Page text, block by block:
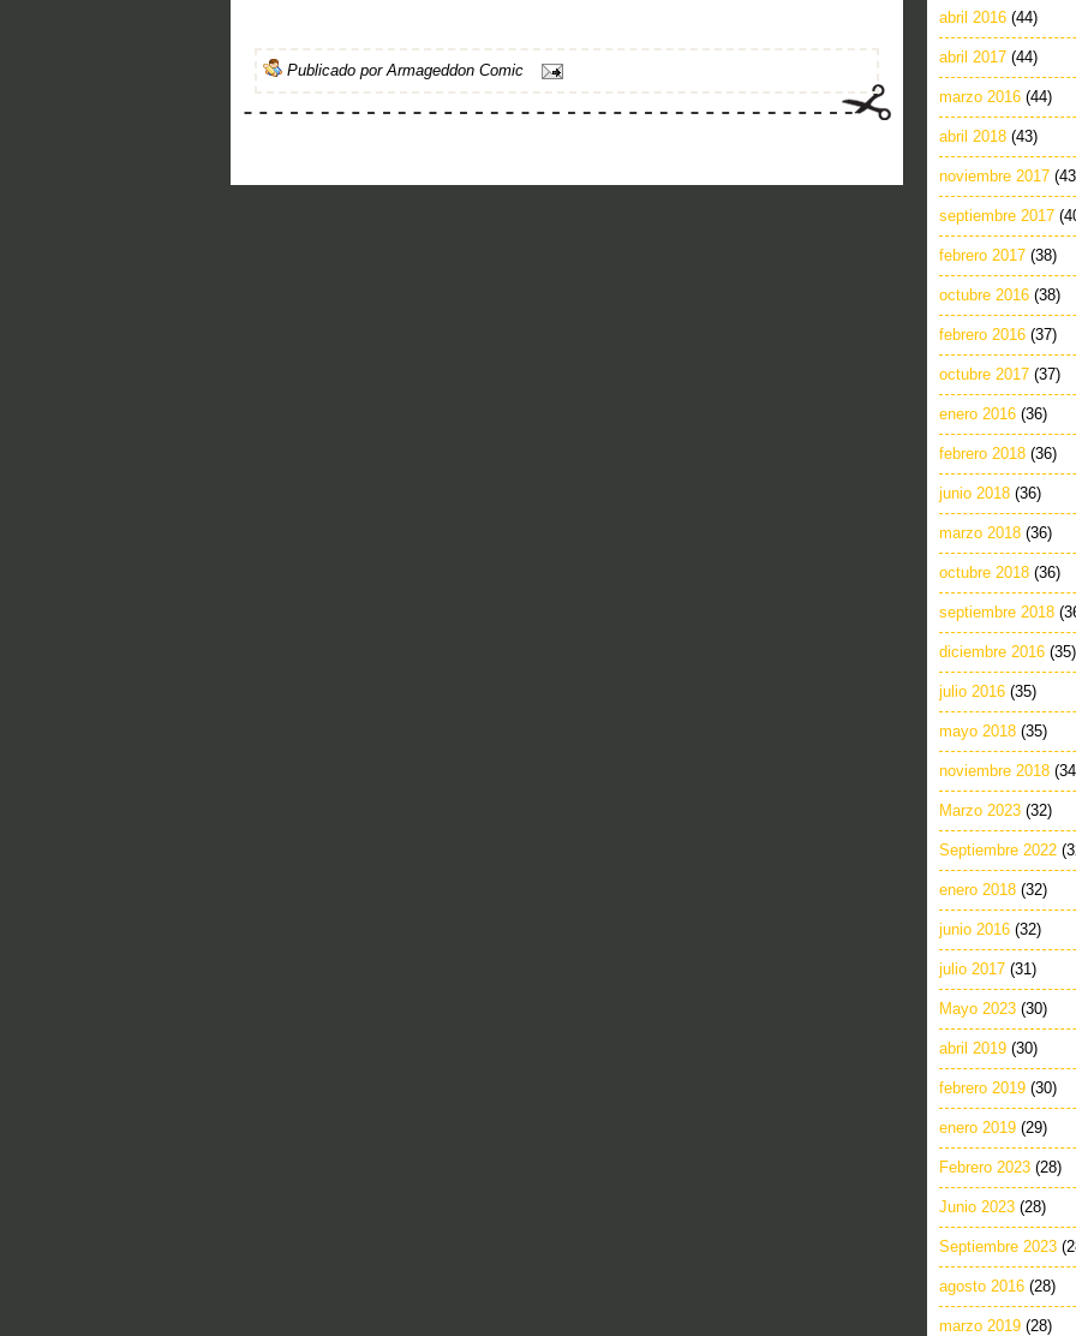
Publicado porArmageddon Comic
abril 2016 (44)
abril 2017 (44)
marzo 2016 (44)
abril 2018 (43)
noviembre 2017
septiembre 2017
febrero 2017 (38)
octubre 2016 (38)
febrero 2016 (37)
octubre 2017 (37)
enero 2016 (36)
febrero 2018 (36)
junio 2018 (36)
marzo 2018 (36)
octubre 2018 (36)
septiembre 2018
diciembre 2016 (35)
julio 2016 (35)
mayo 2018 (35)
noviembre 2018
Marzo 2023 (32)
Septiembre 2022
enero 2018 (32)
junio 2016 (32)
julio 2017 (31)
Mayo 2023 (30)
abril 2019 (30)
febrero 2019 (30)
enero 2019 (29)
Febrero 2023 (28)
Junio 2023 (28)
Septiembre 2023
agosto 2016 (28)
marzo 2019 (28)